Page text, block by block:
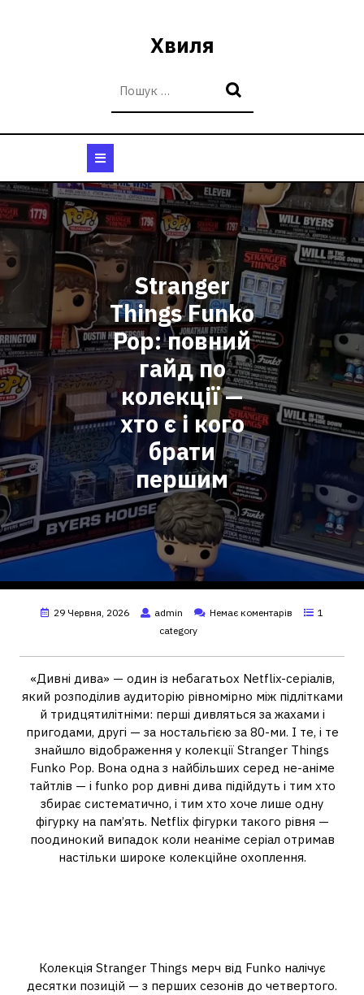
Хвиля
Відкрити
Stranger
Things Funko
Pop: повний
гайд по
колекції —
хто є і кого
брати
першим
29 Червня, 2026 admin Немає коментарів
1
category
«Дивні дива» — один із небагатьох Netflix-серіалів,
який розподілив аудиторію рівномірно між підлітками
й тридцятилітніми: перші дивляться за жахами і
пригодами, другі — за ностальгією за 80-ми. І те, і те
знайшло відображення у колекції Stranger Things
Funko Pop. Вона одна з найбільших серед не-аніме
тайтлів — і funko pop дивні дива підійдуть і тим хто
збирає систематично, і тим хто хоче лише одну
фігурку на пам’ять. Netflix фігурки такого рівня —
поодинокий випадок коли неаніме серіал отримав
настільки широке колекційне охоплення.
Колекція Stranger Things мерч від Funko налічує
десятки позицій — з перших сезонів до четвертого.